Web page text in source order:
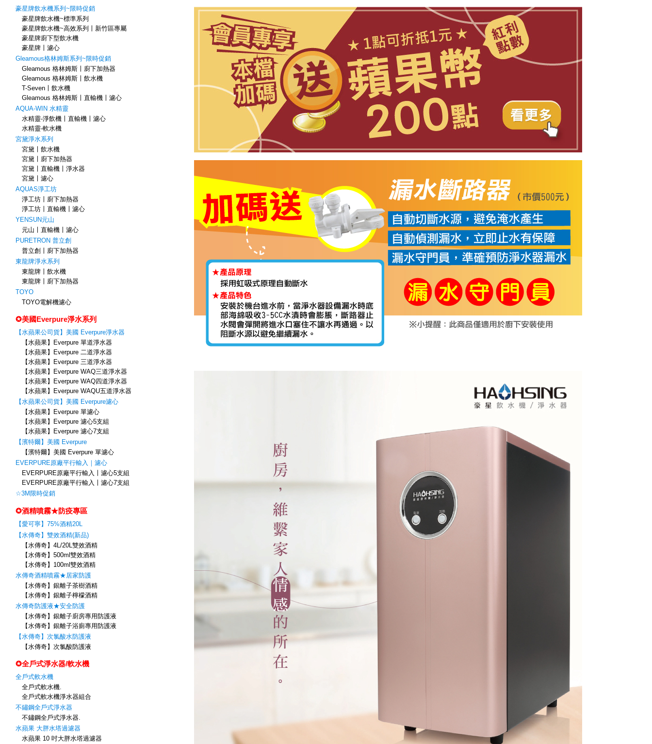
豪星牌飲水機系列~限時促銷
豪星牌飲水機~標準系列
豪星牌飲水機~高效系列〡新竹區專屬
豪星牌廚下型飲水機
豪星牌〡濾心
Gleamous格林姆斯系列~限時促銷
Gleamous 格林姆斯〡廚下加熱器
Gleamous 格林姆斯〡飲水機
T-Seven〡飲水機
Gleamous 格林姆斯〡直輸機〡濾心
AQUA-WIN 水精靈
水精靈-淨飲機〡直輸機〡濾心
水精靈-軟水機
宮黛淨水系列
宮黛〡飲水機
宮黛〡廚下加熱器
宮黛〡直輸機〡淨水器
宮黛〡濾心
AQUAS淨工坊
淨工坊〡廚下加熱器
淨工坊〡直輸機〡濾心
YENSUN元山
元山〡直輸機〡濾心
PURETRON 普立創
普立創〡廚下加熱器
東龍牌淨水系列
東龍牌〡飲水機
東龍牌〡廚下加熱器
TOYO
TOYO電解機濾心
✪美國Everpure淨水系列
【水蘋果公司貨】美國 Everpure淨水器
【水蘋果】Everpure 單道淨水器
【水蘋果】Everpure 二道淨水器
【水蘋果】Everpure 三道淨水器
【水蘋果】Everpure WAQ三道淨水器
【水蘋果】Everpure WAQ四道淨水器
【水蘋果】Everpure WAQU五道淨水器
【水蘋果公司貨】美國 Everpure濾心
【水蘋果】Everpure 單濾心
【水蘋果】Everpure 濾心5支組
【水蘋果】Everpure 濾心7支組
【濱特爾】美國 Everpure
【濱特爾】美國 Everpure 單濾心
EVERPURE原廠平行輸入｜濾心
EVERPURE原廠平行輸入〡濾心5支組
EVERPURE原廠平行輸入〡濾心7支組
☆3M限時促銷
✪酒精噴霧★防疫專區
【愛可寧】75%酒精20L
【水傳奇】雙效酒精(新品)
【水傳奇】4L/20L雙效酒精
【水傳奇】500ml雙效酒精
【水傳奇】100ml雙效酒精
水傳奇酒精噴霧★居家防護
【水傳奇】銀離子茶樹酒精
【水傳奇】銀離子檸檬酒精
水傳奇防護液★安全防護
【水傳奇】銀離子廚房專用防護液
【水傳奇】銀離子浴廁專用防護液
【水傳奇】次氯酸水防護液
【水傳奇】次氯酸防護液
✪全戶式淨水器/軟水機
全戶式軟水機
全戶式軟水機.
全戶式軟水機淨水器組合
不鏽鋼全戶式淨水器
不鏽鋼全戶式淨水器.
水蘋果 大胖水塔過濾器
水蘋果 10 吋大胖水塔過濾器